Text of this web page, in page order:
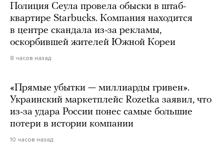
Полиция Сеула провела обыски в штаб-
квартире Starbucks. Компания находится
в центре скандала из-за рекламы,
оскорбившей жителей Южной Кореи
8 часов назад
«Прямые убытки — миллиарды гривен».
Украинский маркетплейс Rozetka заявил, что
из-за удара России понес самые большие
потери в истории компании
10 часов назад